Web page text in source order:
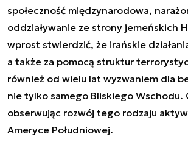
społeczność międzynarodowa,
oddziaływanie ze strony jemeńskich
wprost stwierdzić, że irańskie
a także za pomocą struktur
również od wielu lat wyzwaniem dla
nie tylko samego Bliskiego Wschodu.
obserwując rozwój tego rodzaju
Ameryce Południowej.